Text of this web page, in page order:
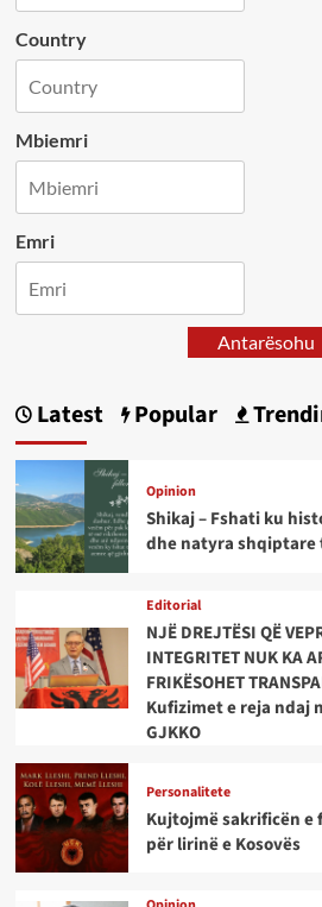
Country
Mbiemri
Emri
Antarësohu
Latest Popular
Opinion
Shikaj – Fshati ku
dhe natyra shqiptare
Editorial
NJË DREJTËSI QË
INTEGRITET NUK KA
FRIKËSOHET
Kufizimet e reja ndaj
GJKKO
Personalitete
Kujtojmë sakrificën e
për lirinë e Kosovës